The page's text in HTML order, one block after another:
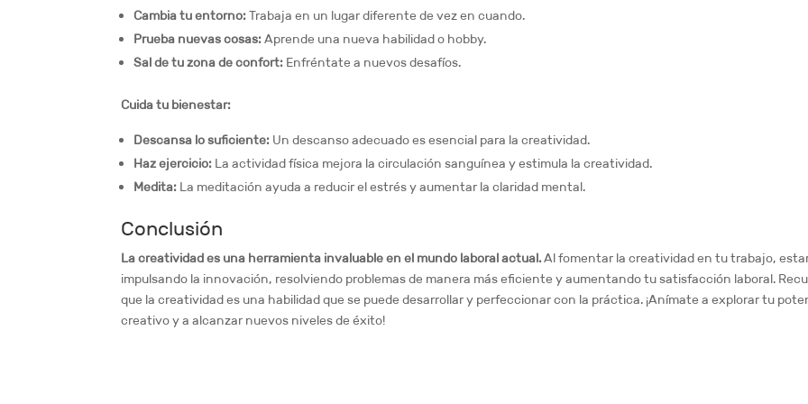
Cambia tu entorno:Trabaja en un lugar diferente de vez en cuando.
Prueba nuevas cosas:Aprende una nueva habilidad o hobby.
Sal de tu zona de confort: Enfréntate a nuevos desafíos.
Cuida tu bienestar:
Descansa lo suficiente: Un descanso adecuado es esencial para la creatividad.
Haz ejercicio: La actividad física mejora la circulación sanguínea y estimula la creatividad.
Medita: La meditación ayuda a reducir el estrés y aumentar la claridad mental.
Conclusión
La creatividad es una herramienta invaluable en el mundo laboral actual.Al fomentar la creatividad en tu trabajo,
impulsando la innovación, resolviendo problemas de manera más eficiente y aumentando tu satisfacción laboral.
que la creatividad es una habilidad que se puede desarrollar y perfeccionar con la práctica. ¡Anímate a explorar tu
creativo y a alcanzar nuevos niveles de éxito!